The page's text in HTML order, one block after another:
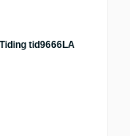
tid9666LA